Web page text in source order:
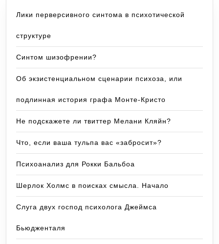
Лики перверсивного синтома в психотической
структуре
Синтом шизофрении?
Об экзистенциальном сценарии психоза, или
подлинная история графа Монте-Кристо
Не подскажете ли твиттер Мелани Кляйн?
Что, если ваша тульпа вас «забросит»?
Психоанализ для Рокки Бальбоа
Шерлок Холмс в поисках смысла. Начало
Слуга двух господ психолога Джеймса
Бьюдженталя